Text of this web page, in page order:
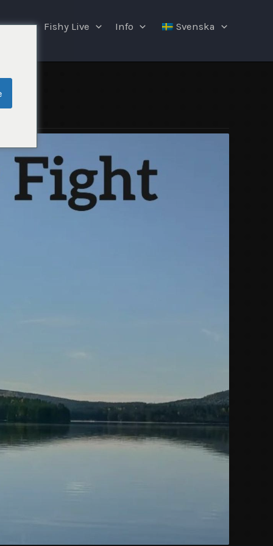
Fishy Live Info Svenska